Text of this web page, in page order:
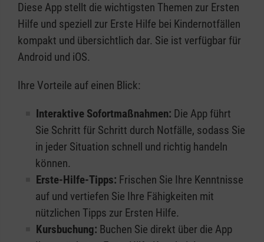
Diese App stellt die wichtigsten Themen zur Ersten
Hilfe und speziell zur Erste Hilfe bei Kindernotfällen
kompakt und übersichtlich dar. Sie ist verfügbar für
Android und iOS.
Ihre Vorteile auf einen Blick:
Interaktive Sofortmaßnahmen: Die App führt
Sie Schritt für Schritt durch Notfälle, sodass Sie
in jeder Situation schnell und richtig handeln
können.
Erste-Hilfe-Tipps: Frischen Sie Ihre Kenntnisse
auf und vertiefen Sie Ihre Fähigkeiten mit
nützlichen Tipps zur Ersten Hilfe.
Kursbuchung: Buchen Sie direkt über die App